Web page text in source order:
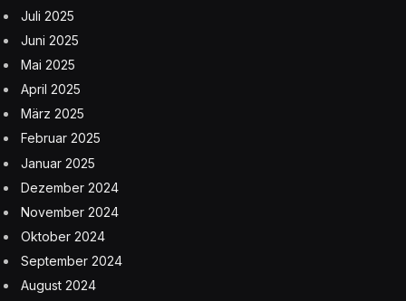
Juli 2025
Juni 2025
Mai 2025
April 2025
März 2025
Februar 2025
Januar 2025
Dezember 2024
November 2024
Oktober 2024
September 2024
August 2024